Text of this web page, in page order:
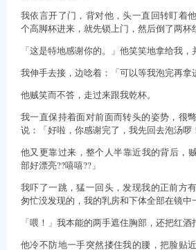
我依言开了门，背对他，头一直回转盯着
个高脚杯进来，就先锁上门，然后倒了两杯
「这是特地感谢你的。」他笑笑地拿给我，
我伸手去接，边唸着：「可以等我泡完再拿
他贼笑而不答，走过来跟我乾杯。
我一直保持着面对前面而转头的姿势，很
说：「好啦，你感谢完了，我先回去泡汤啰
他又更靠过来，整个人半靠近我的背后，
部好漂亮??嘻嘻??」
我吓了一跳，猛一回头，发现我的正前方
匆忙没发现的，我的乳房和下体全部在镜中
「喂！」我本能的两手遮住胸部，还把红酒
他冷不防地一手突然搂住我的腰，把脸贴